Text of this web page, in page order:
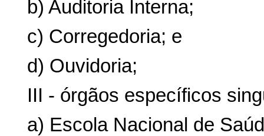
b) Auditoria Interna;
c) Corregedoria; e
d) Ouvidoria;
III - órgãos específicos
a) Escola Nacional de